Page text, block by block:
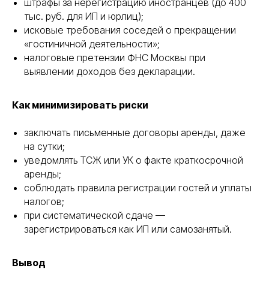
штрафы за нерегистрацию иностранцев (до 400
тыс. руб. для ИП и юрлиц);
исковые требования соседей о прекращении
«гостиничной деятельности»;
налоговые претензии ФНС Москвы при
выявлении доходов без декларации.
Как минимизировать риски
заключать письменные договоры аренды, даже
на сутки;
уведомлять ТСЖ или УК о факте краткосрочной
аренды;
соблюдать правила регистрации гостей и уплаты
налогов;
при систематической сдаче —
зарегистрироваться как ИП или самозанятый.
Вывод